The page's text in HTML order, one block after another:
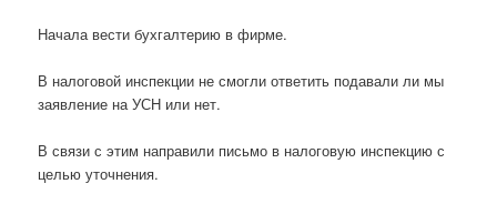
Начала вести бухгалтерию в фирме.
В налоговой инспекции не смогли ответить подавали ли мы
заявление на УСН или нет.
В связи с этим направили письмо в налоговую инспекцию с
целью уточнения.